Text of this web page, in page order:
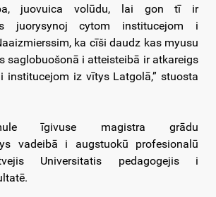
juovuica volūdu, lai gon tī ir
juorysynoj cytom institucejom i
ka cīši daudz kas myusu
saglobuošonā i atteisteibā ir atkareigs
institucejom iz vītys Latgolā,” stuosta
īgivuse magistra grādu
vadeibā i augstuokū profesionalū
Universitatis pedagogejis i